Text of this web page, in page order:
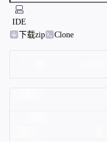
IDE
下载zip
Clone